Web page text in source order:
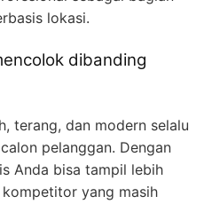
lokasi.
dibanding
terang, dan modern selalu
pelanggan. Dengan
Anda bisa tampil lebih
yang masih